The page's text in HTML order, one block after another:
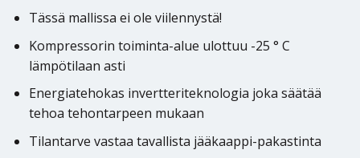
Tässä mallissa ei ole viilennystä!
Kompressorin toiminta-alue ulottuu -25 ° C
lämpötilaan asti
Energiatehokas invertteriteknologia joka säätää
tehoa tehontarpeen mukaan
Tilantarve vastaa tavallista jääkaappi-pakastinta